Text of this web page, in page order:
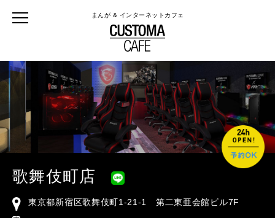
まんが & インターネットカフェ
歌舞伎町店
東京都新宿区歌舞伎町1-21-1 第二東亜会館ビル7F